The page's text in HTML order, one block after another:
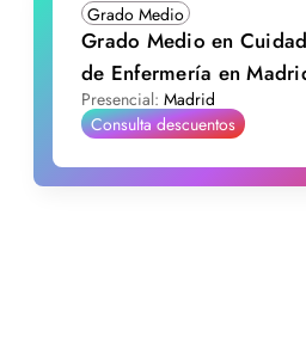
Grado Medio
Grado Medio en
de Enfermería en
Presencial: Madrid
Consulta descuentos